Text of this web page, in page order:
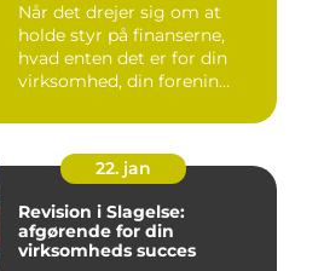
Når det drejer sig om at
holde styr på finanserne,
hvad enten det er for din
virksomhed, din forenin...
22. jan
Revision i Slagelse:
afgørende for din
virksomheds succes